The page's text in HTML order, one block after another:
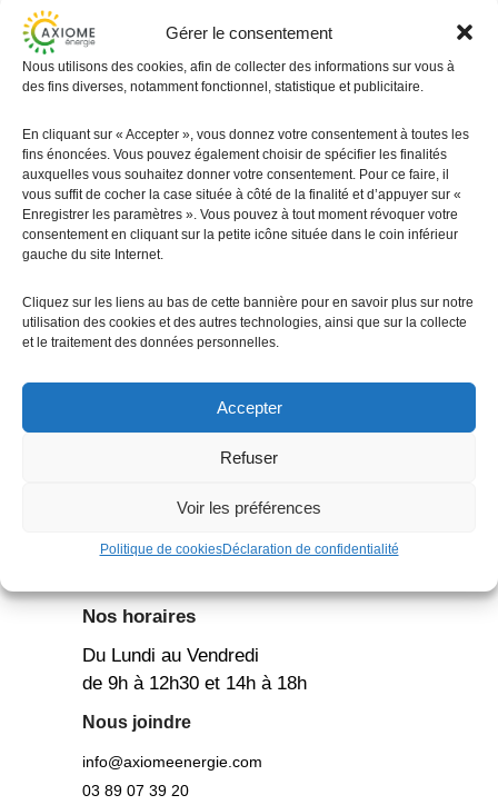
Gérer le consentement
Nous utilisons des cookies, afin de collecter des informations sur vous à
des fins diverses, notamment fonctionnel, statistique et publicitaire.
En cliquant sur « Accepter », vous donnez votre consentement à toutes les
fins énoncées. Vous pouvez également choisir de spécifier les finalités
auxquelles vous souhaitez donner votre consentement. Pour ce faire, il
vous suffit de cocher la case située à côté de la finalité et d’appuyer sur «
Enregistrer les paramètres ». Vous pouvez à tout moment révoquer votre
consentement en cliquant sur la petite icône située dans le coin inférieur
gauche du site Internet.
Cliquez sur les liens au bas de cette bannière pour en savoir plus sur notre
utilisation des cookies et des autres technologies, ainsi que sur la collecte
et le traitement des données personnelles.
Accepter
Refuser
Voir les préférences
Politique de cookiesDéclaration de confidentialité
Rappel de la réglementation sur les ombrières
photovoltaïques, coûts, délais, production d’électricité et
retour sur investissement
photovoltaïque
68110 Illzach
Nos horaires
Du Lundi au Vendredi
de 9h à 12h30 et 14h à 18h
Nous joindre
info@axiomeenergie.com
03 89 07 39 20